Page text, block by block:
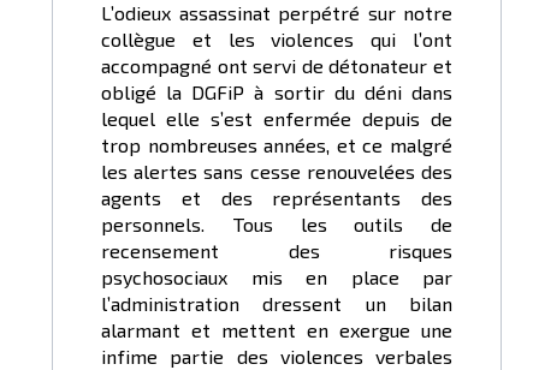
L’odieux assassinat perpétré sur notre
collègue et les violences qui l’ont
accompagné ont servi de détonateur et
obligé la DGFiP à sortir du déni dans
lequel elle s’est enfermée depuis de
trop nombreuses années, et ce malgré
les alertes sans cesse renouvelées des
agents et des représentants des
personnels. Tous les outils de
recensement des risques
psychosociaux mis en place par
l’administration dressent un bilan
alarmant et mettent en exergue une
infime partie des violences verbales